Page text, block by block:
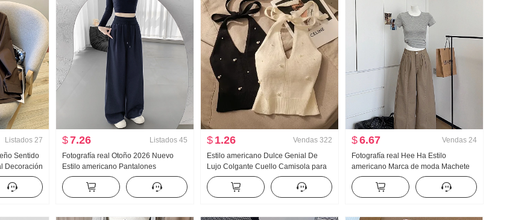
Listados 27
Sentido
Decoración
$7.26 Listados 45
Fotografía real Otoño 2026 Nuevo
Estilo americano Pantalones
deportivos Mujer Talle bajo Holgado
HOLGAZÁN Kuo Pierna Casual Wei
Pantalones Pantalones de pierna
$ 1.26 Vendas 322
Estilo americano Dulce Genial De
Lujo Colgante Cuello Camisola para
mujer Verano Para uso exterior
Interior Partido Camiseta Interior
Chica atrevida tejido de punto Top sin
$6.67 Vendas 24
Fotografía real Hee Ha Estilo
americano Marca de moda Machete
Vaqueros Holgado Kuo Pierna Casual
Pantalones